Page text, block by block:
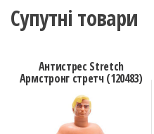
Супутні товари
Антистрес Stretch
Армстронг стретч (120483)